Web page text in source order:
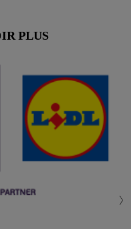
PLUS
ci-dessus. Tu
notamment sur la durée
ton droit de révoquer ton